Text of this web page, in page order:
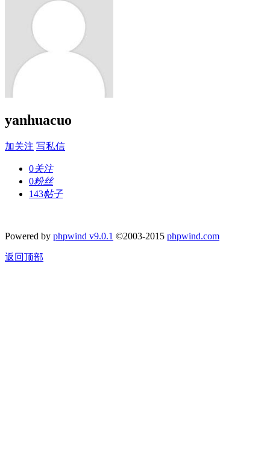
yanhuacuo
加关注 写私信
0关注
0粉丝
143帖子
Powered by phpwind v9.0.1 ©2003-2015 phpwind.com
返回顶部